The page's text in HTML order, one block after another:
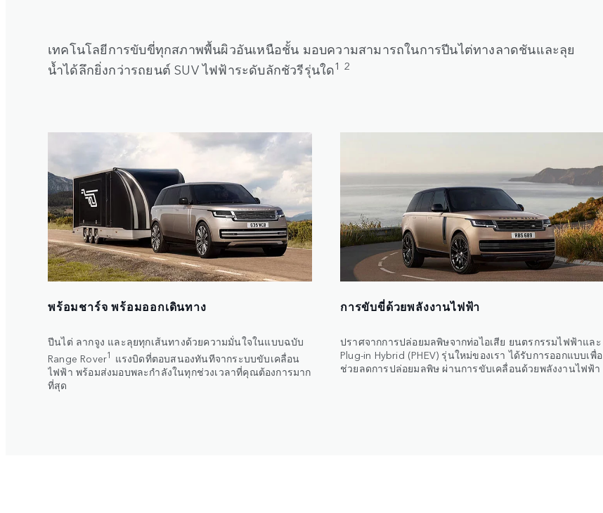
เทคโนโลยีการขับขี่ทุกสภาพพื้นผิวอันเหนือชั้น มอบความสามารถในการปีนไต่ทางลาดชันและลุย
น้ำได้ลึกยิ่งกว่ารถยนต์ SUV ไฟฟ้าระดับลักชัวรีรุ่นใด1 2
พร้อมชาร์จ พร้อมออกเดินทาง
ปีนไต่ ลากจูง และลุยทุกเส้นทางด้วยความมั่นใจในแบบฉบับ
Range Rover1 แรงบิดที่ตอบสนองทันทีจากระบบขับเคลื่อน
ไฟฟ้า พร้อมส่งมอบพละกำลังในทุกช่วงเวลาที่คุณต้องการมาก
ที่สุด
การขับขี่ด้วยพลังงานไฟฟ้า
ปราศจากการปล่อยมลพิษจากท่อไอเสีย ยนตรกรรมไฟฟ้าและ
Plug-in Hybrid (PHEV) รุ่นใหม่ของเรา ได้รับการออกแบบเพื่อ
ช่วยลดการปล่อยมลพิษ ผ่านการขับเคลื่อนด้วยพลังงานไฟฟ้า